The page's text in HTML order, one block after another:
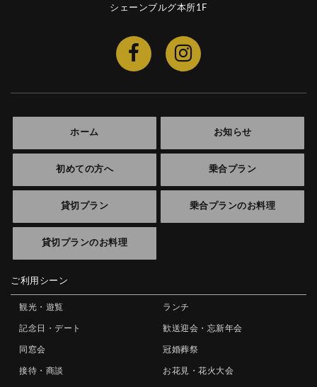
シェーンブルグ本所1F
ホーム お知らせ
初めての方へ 乗合プラン
貸切プラン 乗合プランのお料理
貸切プランのお料理
ご利用シーン
観光・遊覧 ランチ
記念日・デート 歓送迎会・忘新年会
同窓会 冠婚葬祭
接待・商談 お花見・花火大会